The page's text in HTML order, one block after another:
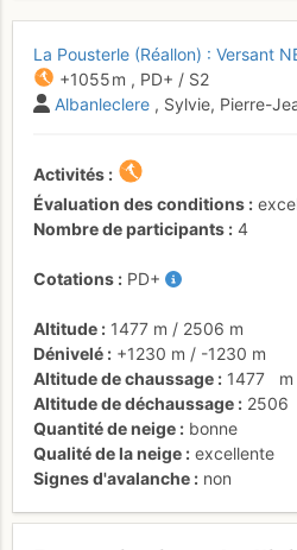
La Pousterle (Réallon) : Versant
+1055 m , PD+ / S2
Albanleclere , Sylvie, Pierre-
Activités
Évaluation des conditions
Nombre de participants
4
Cotations PD+
Altitude 1477 m / 2506 m
Dénivelé
+1230 m / -1230 m
Altitude de chaussage
1477
m
Altitude de déchaussage
2506
Quantité de neige
bonne
Qualité de la neige
excellente
Signes d'avalanche
non